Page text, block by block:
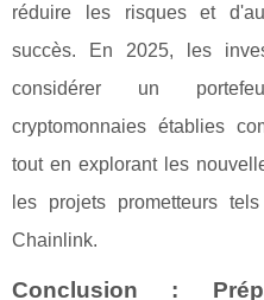
réduire les risques et
succès. En 2025, les
considérer un
cryptomonnaies établies
tout en explorant les
les projets prometteurs
Chainlink.
Conclusion :